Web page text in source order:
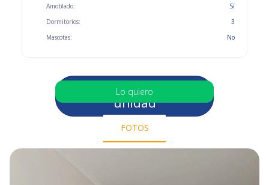
Amoblado:
Dormitorios:
Mascotas:
Sí
3
No
Selecciona otra
unidad
Lo quiero
FOTOS